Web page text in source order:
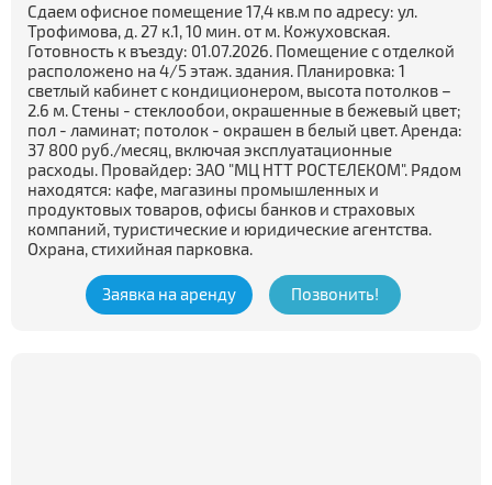
Сдаем офисное помещение 17,4 кв.м по адресу: ул.
Трофимова, д. 27 к.1, 10 мин. от м. Кожуховская.
Готовность к въезду: 01.07.2026. Помещение с отделкой
расположено на 4/5 этаж. здания. Планировка: 1
светлый кабинет с кондиционером, высота потолков –
2.6 м. Стены - стеклообои, окрашенные в бежевый цвет;
пол - ламинат; потолок - окрашен в белый цвет. Аренда:
37 800 руб./месяц, включая эксплуатационные
расходы. Провайдер: ЗАО "МЦ НТТ РОСТЕЛЕКОМ". Рядом
находятся: кафе, магазины промышленных и
продуктовых товаров, офисы банков и страховых
компаний, туристические и юридические агентства.
Охрана, стихийная парковка.
Заявка на аренду Позвонить!